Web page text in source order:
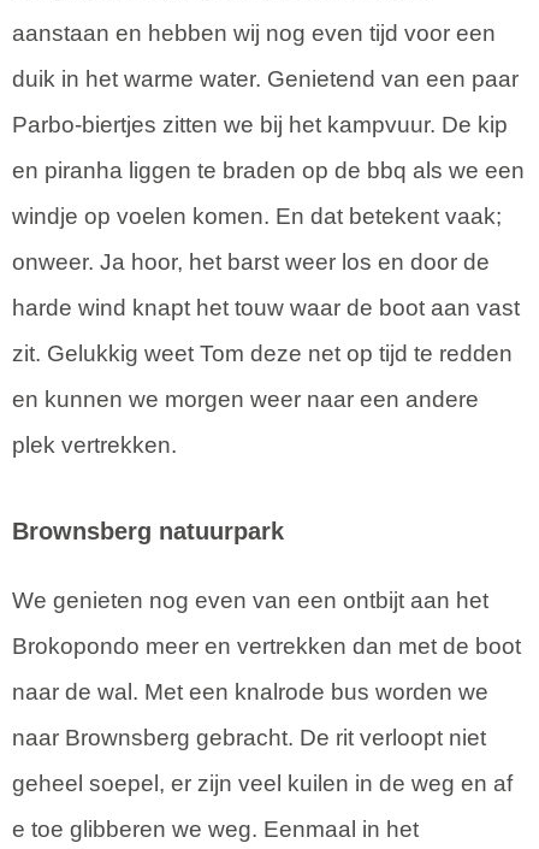
aanstaan en hebben wij nog even tijd voor een
duik in het warme water. Genietend van een paar
Parbo-biertjes zitten we bij het kampvuur. De kip
en piranha liggen te braden op de bbq als we een
windje op voelen komen. En dat betekent vaak;
onweer. Ja hoor, het barst weer los en door de
harde wind knapt het touw waar de boot aan vast
zit. Gelukkig weet Tom deze net op tijd te redden
en kunnen we morgen weer naar een andere
plek vertrekken.
Brownsberg natuurpark
We genieten nog even van een ontbijt aan het
Brokopondo meer en vertrekken dan met de boot
naar de wal. Met een knalrode bus worden we
naar Brownsberg gebracht. De rit verloopt niet
geheel soepel, er zijn veel kuilen in de weg en af
e toe glibberen we weg. Eenmaal in het